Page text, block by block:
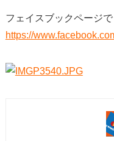
フェイスブックページで
https://